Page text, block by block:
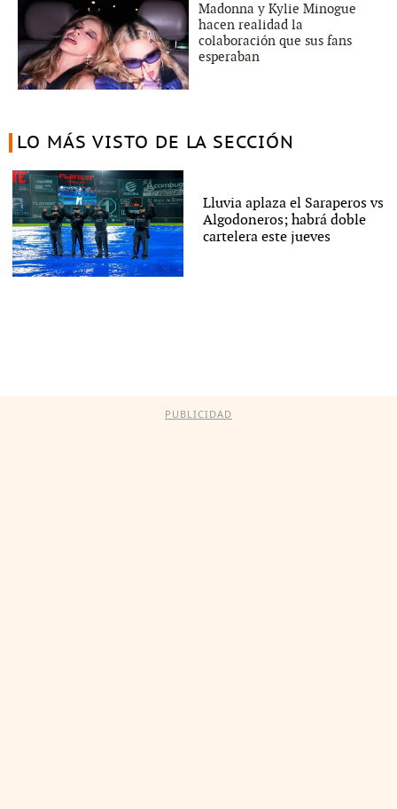
Madonna y Kylie Minogue
hacen realidad la
colaboración que sus fans
esperaban
LO MÁS VISTO DE LA SECCIÓN
Lluvia aplaza el Saraperos vs
Algodoneros; habrá doble
cartelera este jueves
PUBLICIDAD